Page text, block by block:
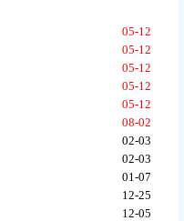
05-12
05-12
05-12
05-12
05-12
08-02
02-03
02-03
01-07
12-25
12-05